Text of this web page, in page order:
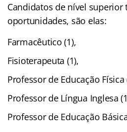
Candidatos de nível superior
oportunidades, são elas:
Farmacêutico (1),
Fisioterapeuta (1),
Professor de Educação Física
Professor de Língua Inglesa
Professor de Educação